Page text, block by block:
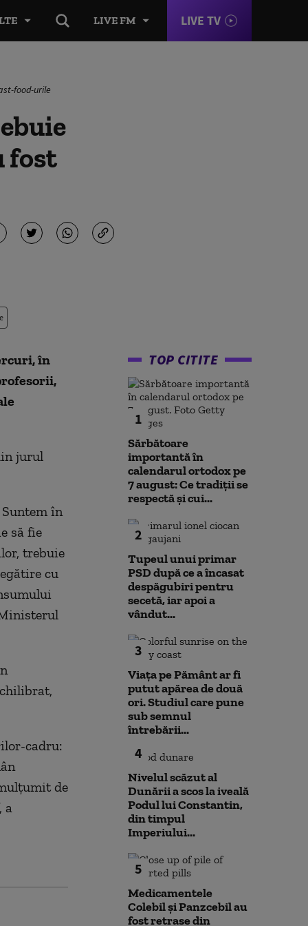
LIVE FM LIVE TV
food-urile
fost
în
jurul
în
să fie
trebuie
cu
cadru:
de
a
TOP CITITE
1
Sărbătoare
importantă în
calendarul ortodox pe
7 august: Ce tradiții se
respectă și cui...
2
Tupeul unui primar
PSD după ce a încasat
despăgubiri pentru
secetă, iar apoi a
vândut...
3
Viața pe Pământ ar fi
putut apărea de două
ori. Studiul care pune
sub semnul
întrebării...
4
Nivelul scăzut al
Dunării a scos la iveală
Podul lui Constantin,
din timpul
Imperiului...
5
Medicamentele
Colebil și Panzcebil au
fost retrase din